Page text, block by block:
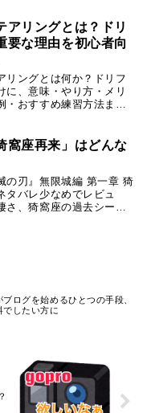
アリングとは？ドリ
要な理由を初心者向
リングとは何か？ドリフ
に、意味・やり方・メリ
・おすすめ練習方法まで
窩座再来」はどんな
の刃』無限城編 第一章 猗
タバレ少なめでレビュ
さ、猗窩座の過去シー
ログを始めるひとつの手段、
でしたい方に